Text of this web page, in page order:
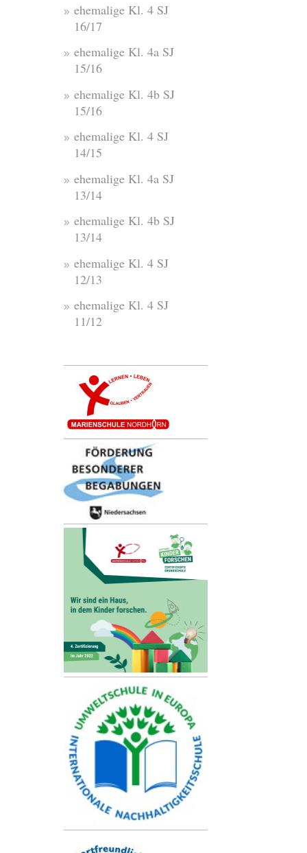
ehemalige Kl. 4 SJ
16/17
ehemalige Kl. 4a SJ
15/16
ehemalige Kl. 4b SJ
15/16
ehemalige Kl. 4 SJ
14/15
ehemalige Kl. 4a SJ
13/14
ehemalige Kl. 4b SJ
13/14
ehemalige Kl. 4 SJ
12/13
ehemalige Kl. 4 SJ
11/12